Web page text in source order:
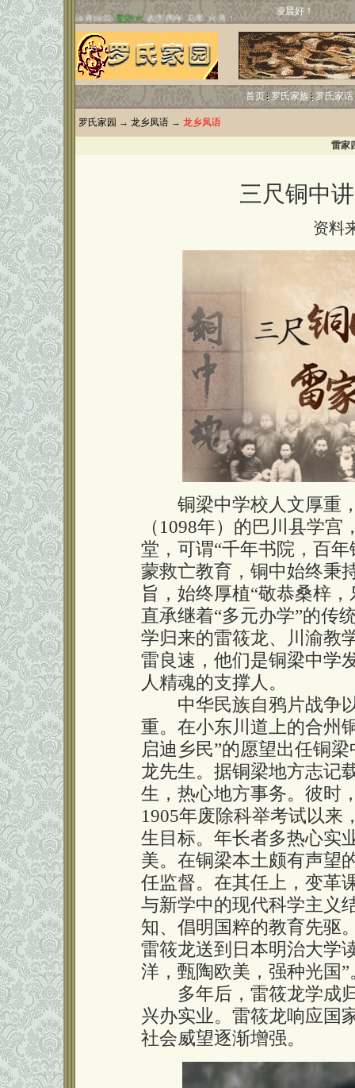
凌晨好！
首页 罗氏家族 罗氏家话
罗氏家园 → 龙乡凤语 → 龙乡凤语
雷家
三尺铜中
资料
铜梁中学校人文厚重，
（1098年）的巴川县学
堂，可谓“千年书院，百
蒙救亡教育，铜中始终秉
旨，始终厚植“敬恭桑梓
直承继着“多元办学”的传
学归来的雷筱龙、川渝教
雷良速，他们是铜梁中学
人精魂的支撑人。
中华民族自鸦片战争以
重。在小东川道上的合州
启迪乡民”的愿望出任铜
龙先生。据铜梁地方志记
生，热心地方事务。彼时
1905年废除科举考试以来
生目标。年长者多热心实
美。在铜梁本土颇有声望
任监督。在其任上，变革
与新学中的现代科学主义
知、倡明国粹的教育先驱
雷筱龙送到日本明治大学
洋，甄陶欧美，强种光国”
多年后，雷筱龙学成归
兴办实业。雷筱龙响应国
社会威望逐渐增强。